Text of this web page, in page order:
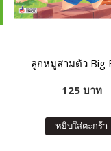
ลูกหมูสามตัว Big
125 บาท
หยิบใส่ตะกร้า